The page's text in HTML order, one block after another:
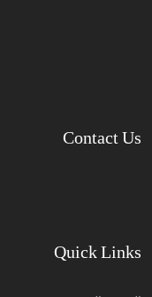
Contact Us
Quick Links